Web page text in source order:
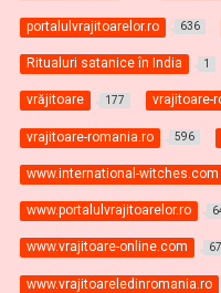
portalulvrajitoarelor.ro 636
Ritualuri satanice în India 1
vrăjitoare 177 vrajitoare-
vrajitoare-romania.ro 596
www.international-witches.com
www.portalulvrajitoarelor.ro
www.vrajitoare-online.com
www.vrajitoareledinromania.ro